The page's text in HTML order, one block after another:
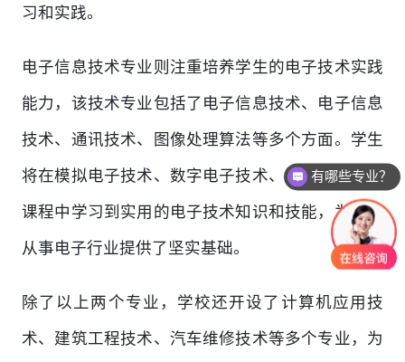
习和实践。
电子信息技术专业则注重培养学生的电子技术实践
能力，该技术专业包括了电子信息技术、电子信息
技术、通讯技术、图像处理算法等多个方面。学生
将在模拟电子技术、数字电子技术、嵌入式技术等
课程中学习到实用的电子技术知识和技能，为将来
从事电子行业提供了坚实基础。
除了以上两个专业，学校还开设了计算机应用技
术、建筑工程技术、汽车维修技术等多个专业，为
有哪些专业？